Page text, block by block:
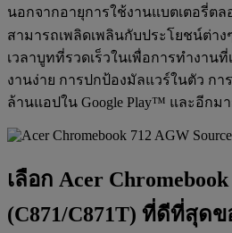
นอกจากอายุการใช้งานแบตเตอรี่ตล
สามารถเพลิดเพลินกับประโยชน์ต่างๆ
เวลาบูทที่รวดเร็วในเพื่อการทำงาน
งานง่าย การปกป้องมัลแวร์ในตัว กา
ล้านแอปใน Google Play™ และอีกม
เลือก Acer Chromebook
(C871/C871T) ที่ดีที่สุด